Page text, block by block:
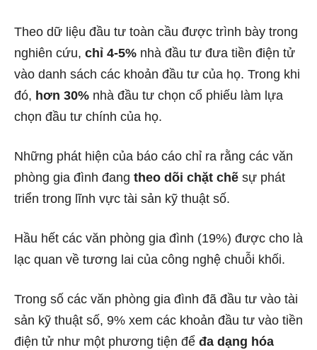
Theo dữ liệu đầu tư toàn cầu được trình bày trong
nghiên cứu, chỉ 4-5% nhà đầu tư đưa tiền điện tử
vào danh sách các khoản đầu tư của họ. Trong khi
đó, hơn 30% nhà đầu tư chọn cổ phiếu làm lựa
chọn đầu tư chính của họ.
Những phát hiện của báo cáo chỉ ra rằng các văn
phòng gia đình đang theo dõi chặt chẽ sự phát
triển trong lĩnh vực tài sản kỹ thuật số.
Hầu hết các văn phòng gia đình (19%) được cho là
lạc quan về tương lai của công nghệ chuỗi khối.
Trong số các văn phòng gia đình đã đầu tư vào tài
sản kỹ thuật số, 9% xem các khoản đầu tư vào tiền
điện tử như một phương tiện để đa dạng hóa